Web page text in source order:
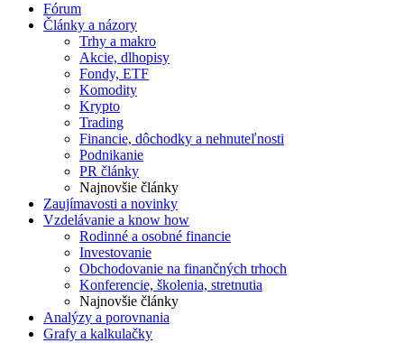
Fórum
Články a názory
Trhy a makro
Akcie, dlhopisy
Fondy, ETF
Komodity
Krypto
Trading
Financie, dôchodky a nehnuteľnosti
Podnikanie
PR články
Najnovšie články
Zaujímavosti a novinky
Vzdelávanie a know how
Rodinné a osobné financie
Investovanie
Obchodovanie na finančných trhoch
Konferencie, školenia, stretnutia
Najnovšie články
Analýzy a porovnania
Grafy a kalkulačky